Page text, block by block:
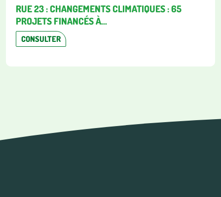
RUE 23 : CHANGEMENTS CLIMATIQUES : 65
PROJETS FINANCÉS À...
CONSULTER